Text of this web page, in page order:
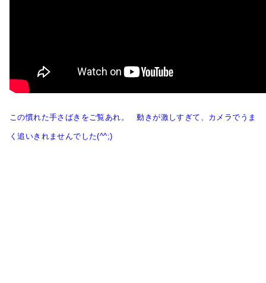
この慣れた手さばきをご覧あれ。 動きが激しすぎて、カメラでうま
く追いきれませんでした(^^;)